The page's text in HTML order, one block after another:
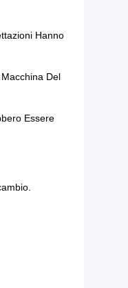
Hanno
Del
Essere